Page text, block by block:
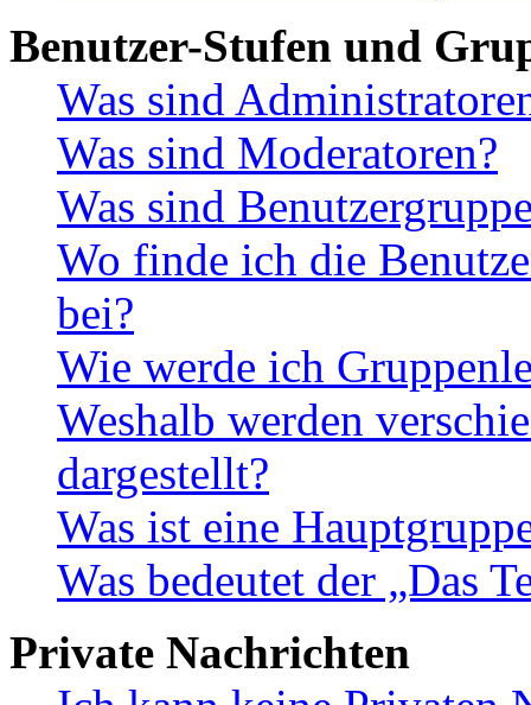
Benutzer-Stufen und
Was sind
Was sind Moderatoren?
Was sind
Wo finde ich die
bei?
Wie werde ich
Weshalb werden
dargestellt?
Was ist eine
Was bedeutet der „Das
Private Nachrichten